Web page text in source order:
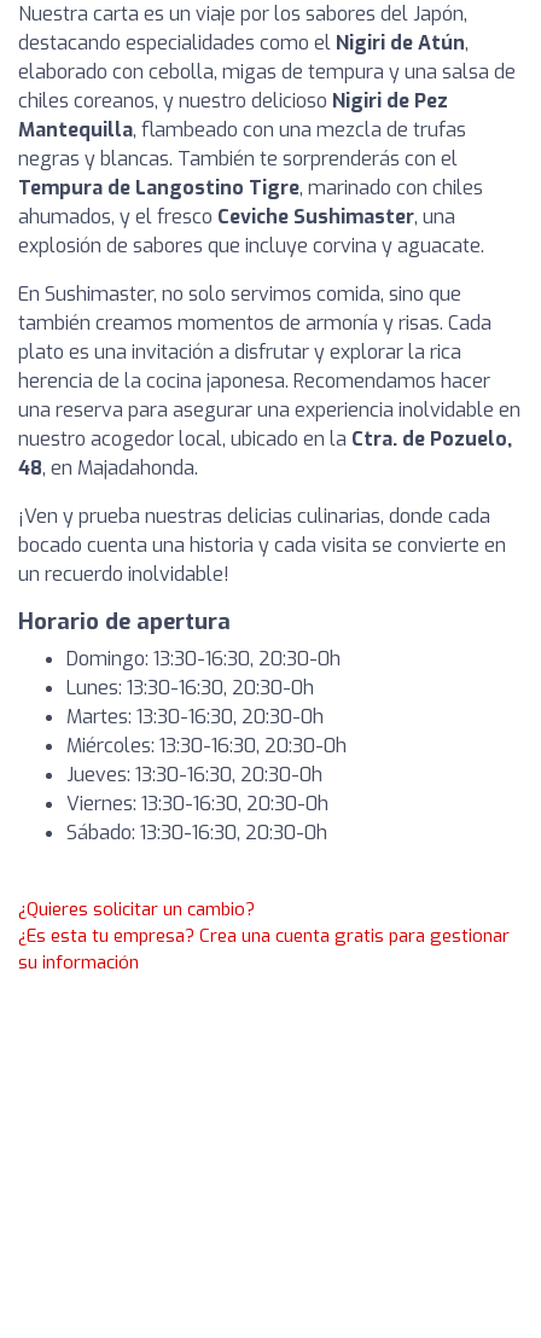
Nuestra carta es un viaje por los sabores del Japón,
destacando especialidades como el Nigiri de Atún,
elaborado con cebolla, migas de tempura y una salsa de
chiles coreanos, y nuestro delicioso Nigiri de Pez
Mantequilla, flambeado con una mezcla de trufas
negras y blancas. También te sorprenderás con el
Tempura de Langostino Tigre, marinado con chiles
ahumados, y el fresco Ceviche Sushimaster, una
explosión de sabores que incluye corvina y aguacate.
En Sushimaster, no solo servimos comida, sino que
también creamos momentos de armonía y risas. Cada
plato es una invitación a disfrutar y explorar la rica
herencia de la cocina japonesa. Recomendamos hacer
una reserva para asegurar una experiencia inolvidable en
nuestro acogedor local, ubicado en la Ctra. de Pozuelo,
48, en Majadahonda.
¡Ven y prueba nuestras delicias culinarias, donde cada
bocado cuenta una historia y cada visita se convierte en
un recuerdo inolvidable!
Horario de apertura
Domingo: 13:30-16:30, 20:30-0h
Lunes: 13:30-16:30, 20:30-0h
Martes: 13:30-16:30, 20:30-0h
Miércoles: 13:30-16:30, 20:30-0h
Jueves: 13:30-16:30, 20:30-0h
Viernes: 13:30-16:30, 20:30-0h
Sábado: 13:30-16:30, 20:30-0h
¿Quieres solicitar un cambio?
¿Es esta tu empresa? Crea una cuenta gratis para gestionar
su información